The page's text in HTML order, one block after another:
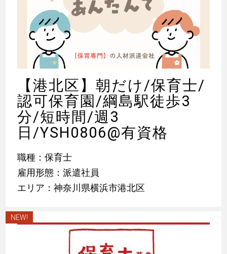
【港北区】朝だけ/保育士/
認可保育園/綱島駅徒歩3
分/短時間/週3
日/YSH0806@有資格
職種：保育士
雇用形態：派遣社員
エリア：神奈川県横浜市港北区
NEW!